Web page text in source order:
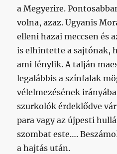
a Megyerire.
volna, azaz. Ugyanis
elleni hazai meccsen és
is elhintette a sajtónak,
ami fénylik. A talján
legalábbis a színfalak
vélelmezésének
szurkolók érdeklődve
para vagy az újpesti
szombat este….
a hajtás után.